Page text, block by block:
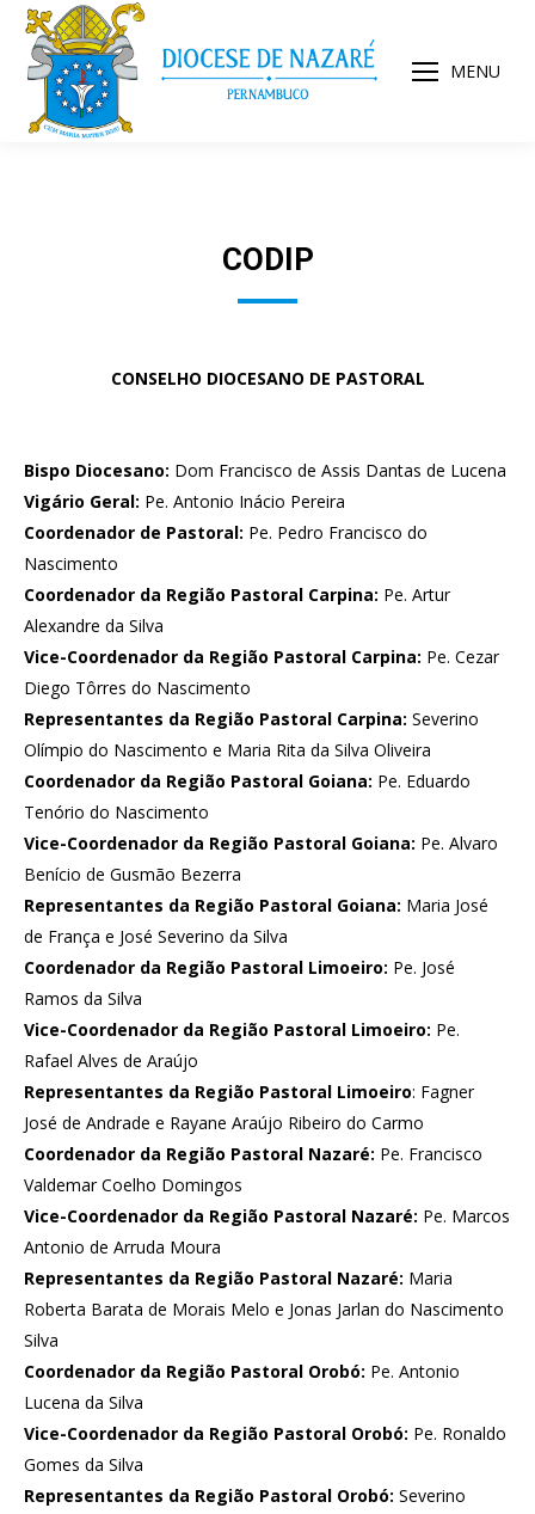
MENU
CODIP
CONSELHO DIOCESANO DE PASTORAL
Bispo Diocesano: Dom Francisco de Assis Dantas de Lucena
Vigário Geral: Pe. Antonio Inácio Pereira
Coordenador de Pastoral: Pe. Pedro Francisco do
Nascimento
Coordenador da Região Pastoral Carpina: Pe. Artur
Alexandre da Silva
Vice-Coordenador da Região Pastoral Carpina: Pe. Cezar
Diego Tôrres do Nascimento
Representantes da Região Pastoral Carpina: Severino
Olímpio do Nascimento e Maria Rita da Silva Oliveira
Coordenador da Região Pastoral Goiana: Pe. Eduardo
Tenório do Nascimento
Vice-Coordenador da Região Pastoral Goiana: Pe. Alvaro
Benício de Gusmão Bezerra
Representantes da Região Pastoral Goiana: Maria José
de França e José Severino da Silva
Coordenador da Região Pastoral Limoeiro: Pe. José
Ramos da Silva
Vice-Coordenador da Região Pastoral Limoeiro: Pe.
Rafael Alves de Araújo
Representantes da Região Pastoral Limoeiro: Fagner
José de Andrade e Rayane Araújo Ribeiro do Carmo
Coordenador da Região Pastoral Nazaré: Pe. Francisco
Valdemar Coelho Domingos
Vice-Coordenador da Região Pastoral Nazaré: Pe. Marcos
Antonio de Arruda Moura
Representantes da Região Pastoral Nazaré: Maria
Roberta Barata de Morais Melo e Jonas Jarlan do Nascimento
Silva
Coordenador da Região Pastoral Orobó: Pe. Antonio
Lucena da Silva
Vice-Coordenador da Região Pastoral Orobó: Pe. Ronaldo
Gomes da Silva
Representantes da Região Pastoral Orobó: Severino